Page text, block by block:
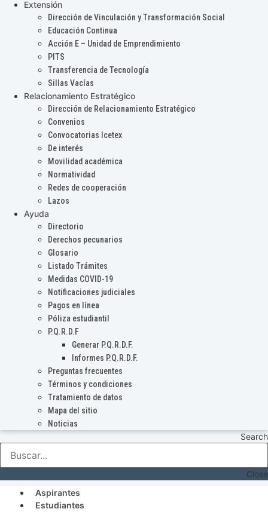
Extensión
Dirección de Vinculación y Transformación Social
Educación Continua
Acción E – Unidad de Emprendimiento
PITS
Transferencia de Tecnología
Sillas Vacías
Relacionamiento Estratégico
Dirección de Relacionamiento Estratégico
Convenios
Convocatorias Icetex
De interés
Movilidad académica
Normatividad
Redes de cooperación
Lazos
Ayuda
Directorio
Derechos pecunarios
Glosario
Listado Trámites
Medidas COVID-19
Notificaciones judiciales
Pagos en línea
Póliza estudiantil
P.Q.R.D.F
Generar P.Q.R.D.F.
Informes P.Q.R.D.F.
Preguntas frecuentes
Términos y condiciones
Tratamiento de datos
Mapa del sitio
Noticias
Search
Close
Aspirantes
Estudiantes